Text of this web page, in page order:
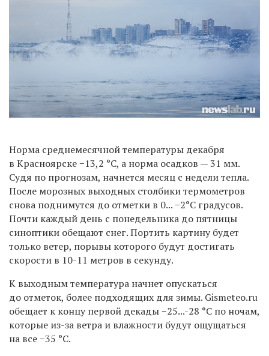
Норма среднемесячной температуры декабря
в Красноярске −13,2 °С, а норма осадков — 31 мм.
Судя по прогнозам, начнется месяц с недели тепла.
После морозных выходных столбики термометров
снова поднимутся до отметки в 0... −2°С градусов.
Почти каждый день с понедельника до пятницы
синоптики обещают снег. Портить картину будет
только ветер, порывы которого будут достигать
скорости в 10-11 метров в секунду.
К выходным температура начнет опускаться
до отметок, более подходящих для зимы. Gismeteo.ru
обещает к концу первой декады −25...-28 °С по ночам,
которые из-за ветра и влажности будут ощущаться
на все −35 °С.